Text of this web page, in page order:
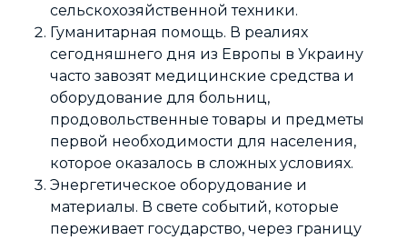
сельскохозяйственной техники.
Гуманитарная помощь. В реалиях
сегодняшнего дня из Европы в Украину
часто завозят медицинские средства и
оборудование для больниц,
продовольственные товары и предметы
первой необходимости для населения,
которое оказалось в сложных условиях.
Энергетическое оборудование и
материалы. В свете событий, которые
переживает государство, через границу